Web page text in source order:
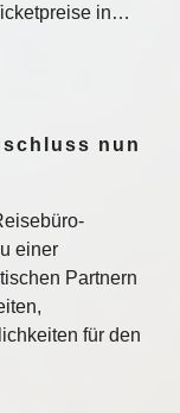
in…
nun
einer
Partnern
für den